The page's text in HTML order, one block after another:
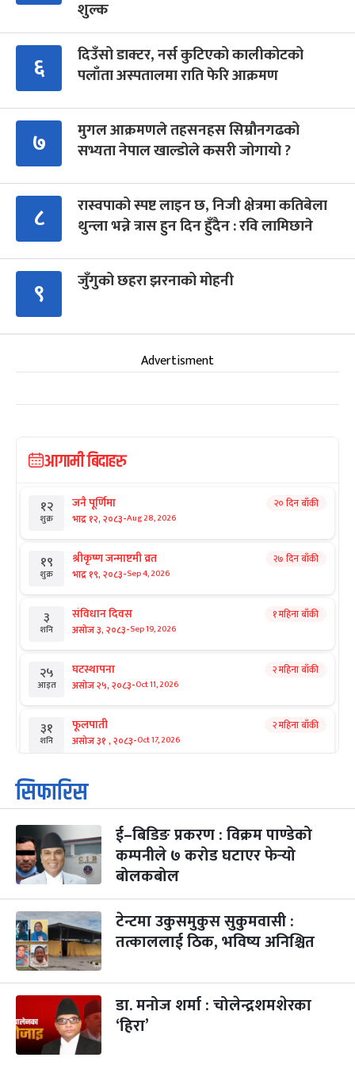
शुल्क
६
दिउँसो डाक्टर, नर्स कुटिएको कालीकोटको
पलाँता अस्पतालमा राति फेरि आक्रमण
७
मुगल आक्रमणले तहसनहस सिम्रौनगढको
सभ्यता नेपाल खाल्डोले कसरी जोगायो ?
८
रास्वपाको स्पष्ट लाइन छ, निजी क्षेत्रमा कतिबेला
थुन्ला भन्ने त्रास हुन दिन हुँदैन : रवि लामिछाने
९ जुँगुको छहरा झरनाको मोहनी
Advertisment
आगामी बिदाहरु
१२
शुक्र
जनै पूर्णिमा
भाद्र १२, २०८३-Aug 28, 2026
२० दिन बाँकी
१९
शुक्र
श्रीकृष्ण जन्माष्टमी व्रत
भाद्र १९, २०८३-Sep 4, 2026
२७ दिन बाँकी
३
शनि
संविधान दिवस
असोज ३, २०८३-Sep 19, 2026
१ महिना बाँकी
२५
आइत
घटस्थापना
असोज २५, २०८३-Oct 11, 2026
२ महिना बाँकी
३१
शनि
फूलपाती
असोज ३१ , २०८३-Oct 17, 2026
२ महिना बाँकी
१
आइत
कार्तिक सङ्क्रान्ति
कार्तिक १, २०८३
३
मंगल
महानवमी
कार्तिक ३, २०८३-Oct 20, 2026
२ महिना बाँकी
४
५
बिहि
पापा‌ङ्कुशा एकादशी व्रत
कार्तिक ५, २०८३
२ महिना बाँकी
आइत
कुकुर तिहार
कार्तिक २२, २०८३-Nov 8, 2026
३ महिना बाँकी
गाई पूजा
सिफारिस
ई–बिडिङ प्रकरण : विक्रम पाण्डेको
कम्पनीले ७ करोड घटाएर फेर्‍यो
बोलकबोल
टेन्टमा उकुसमुकुस सुकुमवासी :
तत्काललाई ठिक, भविष्य अनिश्चित
डा. मनोज शर्मा : चोलेन्द्रशमशेरका
‘हिरा’